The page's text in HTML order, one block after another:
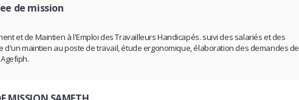
de mission
et de Maintien à l'Emploi des Travailleurs Handicapés. suivi des salariés et des
d'un maintien au poste de travail, étude ergonomique, élaboration des demandes de